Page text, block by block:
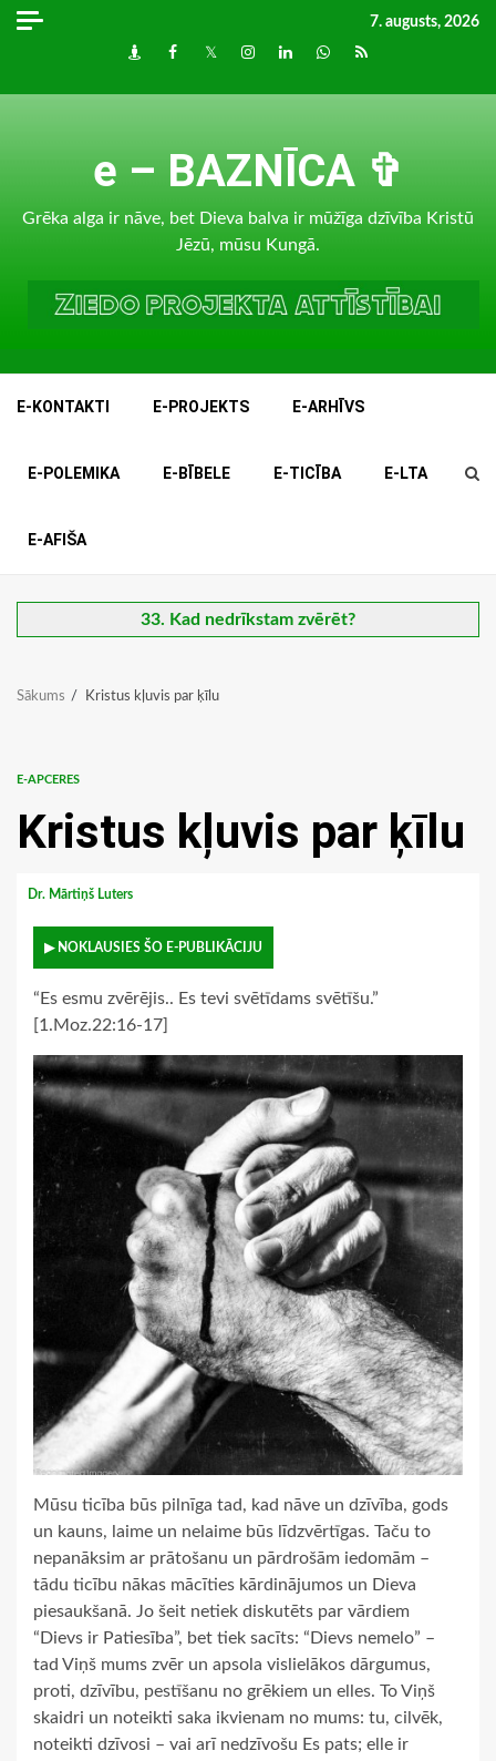
Skip
7. augusts, 2026
DraugiemFacebook
TwitterInstagram
LinkedInwhatsapp
RSS
e – BAZNĪCA ✞
Grēka alga ir nāve, bet Dieva balva ir mūžīga dzīvība Kristū
Jēzū, mūsu Kungā.
E-KONTAKTI E-PROJEKTS E-ARHĪVS
E-POLEMIKA E-BĪBELE E-TICĪBA E-LTA
E-AFIŠA
33. Kad nedrīkstam zvērēt?
Sākums Kristus kļuvis par ķīlu
E-APCERES
Kristus kļuvis par ķīlu
Dr. Mārtiņš Luters
▶ NOKLAUSIES ŠO E-PUBLIKĀCIJU
“Es esmu zvērējis.. Es tevi svētīdams svētīšu.”
[1.Moz.22:16-17]
Mūsu ticība būs pilnīga tad, kad nāve un dzīvība, gods
un kauns, laime un nelaime būs līdzvērtīgas. Taču to
nepanāksim ar prātošanu un pārdrošām iedomām –
tādu ticību nākas mācīties kārdinājumos un Dieva
piesaukšanā. Jo šeit netiek diskutēts par vārdiem
“Dievs ir Patiesība”, bet tiek sacīts: “Dievs nemelo” –
tad Viņš mums zvēr un apsola vislielākos dārgumus,
proti, dzīvību, pestīšanu no grēkiem un elles. To Viņš
skaidri un noteikti saka ikvienam no mums: tu, cilvēk,
noteikti dzīvosi – vai arī nedzīvošu Es pats; elle ir